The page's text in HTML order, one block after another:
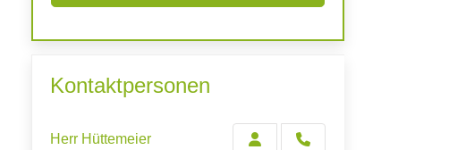
Kontaktpersonen
Herr Hüttemeier